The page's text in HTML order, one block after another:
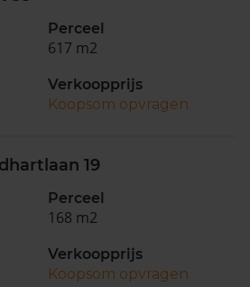
Perceel
617 m2
Verkoopprijs
Koopsom opvragen
19
Perceel
168 m2
Verkoopprijs
Koopsom opvragen